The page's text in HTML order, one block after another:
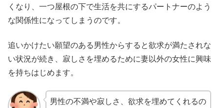
くなり、一つ屋根の下で生活を共にするパートナーのよう
な関係性になってしまうのです。
追いかけたい願望のある男性からすると欲求が満たされな
い状況が続き、寂しさを埋めるために妻以外の女性に興味
を持ちはじめます。
男性の不満や寂しさ、欲求を埋めてくれるの